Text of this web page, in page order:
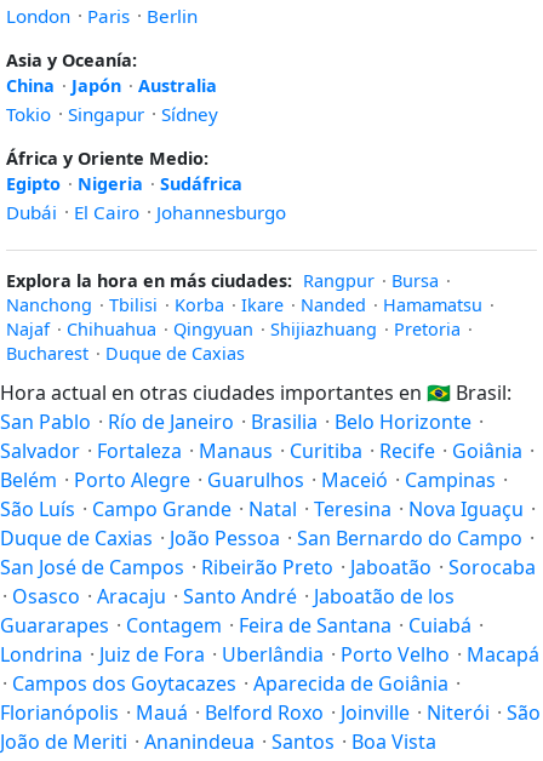
London · Paris · Berlin
Asia y Oceanía:
China · Japón · Australia
Tokio · Singapur · Sídney
África y Oriente Medio:
Egipto · Nigeria · Sudáfrica
Dubái · El Cairo · Johannesburgo
Explora la hora en más ciudades: Rangpur · Bursa ·
Nanchong · Tbilisi · Korba · Ikare · Nanded · Hamamatsu ·
Najaf · Chihuahua · Qingyuan · Shijiazhuang · Pretoria ·
Bucharest · Duque de Caxias
Hora actual en otras ciudades importantes en 🇧🇷 Brasil:
San Pablo · Río de Janeiro · Brasilia · Belo Horizonte ·
Salvador · Fortaleza · Manaus · Curitiba · Recife · Goiânia ·
Belém · Porto Alegre · Guarulhos · Maceió · Campinas ·
São Luís · Campo Grande · Natal · Teresina · Nova Iguaçu ·
Duque de Caxias · João Pessoa · San Bernardo do Campo ·
San José de Campos · Ribeirão Preto · Jaboatão · Sorocaba
· Osasco · Aracaju · Santo André · Jaboatão de los
Guararapes · Contagem · Feira de Santana · Cuiabá ·
Londrina · Juiz de Fora · Uberlândia · Porto Velho · Macapá
· Campos dos Goytacazes · Aparecida de Goiânia ·
Florianópolis · Mauá · Belford Roxo · Joinville · Niterói · São
João de Meriti · Ananindeua · Santos · Boa Vista